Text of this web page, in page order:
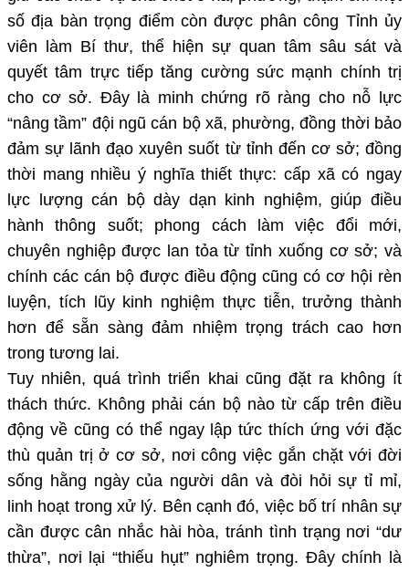
số địa bàn trọng điểm còn được phân công Tỉnh ủy
viên làm Bí thư, thể hiện sự quan tâm sâu sát và
quyết tâm trực tiếp tăng cường sức mạnh chính trị
cho cơ sở. Đây là minh chứng rõ ràng cho nỗ lực
“nâng tầm” đội ngũ cán bộ xã, phường, đồng thời bảo
đảm sự lãnh đạo xuyên suốt từ tỉnh đến cơ sở; đồng
thời mang nhiều ý nghĩa thiết thực: cấp xã có ngay
lực lượng cán bộ dày dạn kinh nghiệm, giúp điều
hành thông suốt; phong cách làm việc đổi mới,
chuyên nghiệp được lan tỏa từ tỉnh xuống cơ sở; và
chính các cán bộ được điều động cũng có cơ hội rèn
luyện, tích lũy kinh nghiệm thực tiễn, trưởng thành
hơn để sẵn sàng đảm nhiệm trọng trách cao hơn
trong tương lai.
Tuy nhiên, quá trình triển khai cũng đặt ra không ít
thách thức. Không phải cán bộ nào từ cấp trên điều
động về cũng có thể ngay lập tức thích ứng với đặc
thù quản trị ở cơ sở, nơi công việc gắn chặt với đời
sống hằng ngày của người dân và đòi hỏi sự tỉ mỉ,
linh hoạt trong xử lý. Bên cạnh đó, việc bố trí nhân sự
cần được cân nhắc hài hòa, tránh tình trạng nơi “dư
thừa”, nơi lại “thiếu hụt” nghiêm trọng. Đây chính là